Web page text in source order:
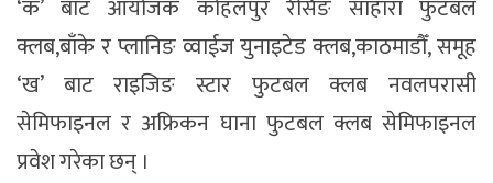
‘क’ बाट आयोजक कोहलपुर रेसिङ साहारा फुटबल
क्लब,बाँके र प्लानिङ व्वाईज युनाइटेड क्लब,काठमाडौँ, समूह
‘ख’ बाट राइजिङ स्टार फुटबल क्लब नवलपरासी
सेमिफाइनल र अफ्रिकन घाना फुटबल क्लब सेमिफाइनल
प्रवेश गरेका छन् ।